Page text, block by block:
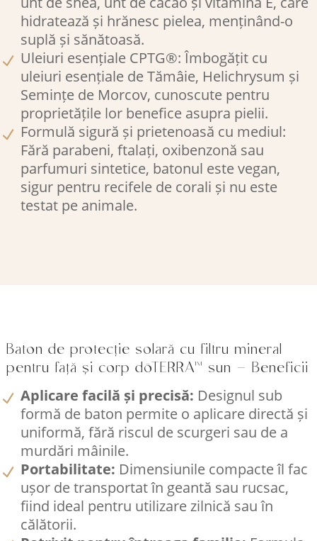
hidratează și hrănesc pielea, menținând-o
suplă și sănătoasă.​
Uleiuri esențiale CPTG®: Îmbogățit cu
uleiuri esențiale de Tămâie, Helichrysum și
Semințe de Morcov, cunoscute pentru
proprietățile lor benefice asupra pielii.​
Formulă sigură și prietenoasă cu mediul:
Fără parabeni, ftalați, oxibenzonă sau
parfumuri sintetice, batonul este vegan,
sigur pentru recifele de corali și nu este
testat pe animale.
Baton de protecție solară cu filtru mineral
pentru față și corp dōTERRA™ sun – Beneficii
Aplicare facilă și precisă: Designul sub
formă de baton permite o aplicare directă și
uniformă, fără riscul de scurgeri sau de a
murdări mâinile.​
Portabilitate: Dimensiunile compacte îl fac
ușor de transportat în geantă sau rucsac,
fiind ideal pentru utilizare zilnică sau în
călătorii.​